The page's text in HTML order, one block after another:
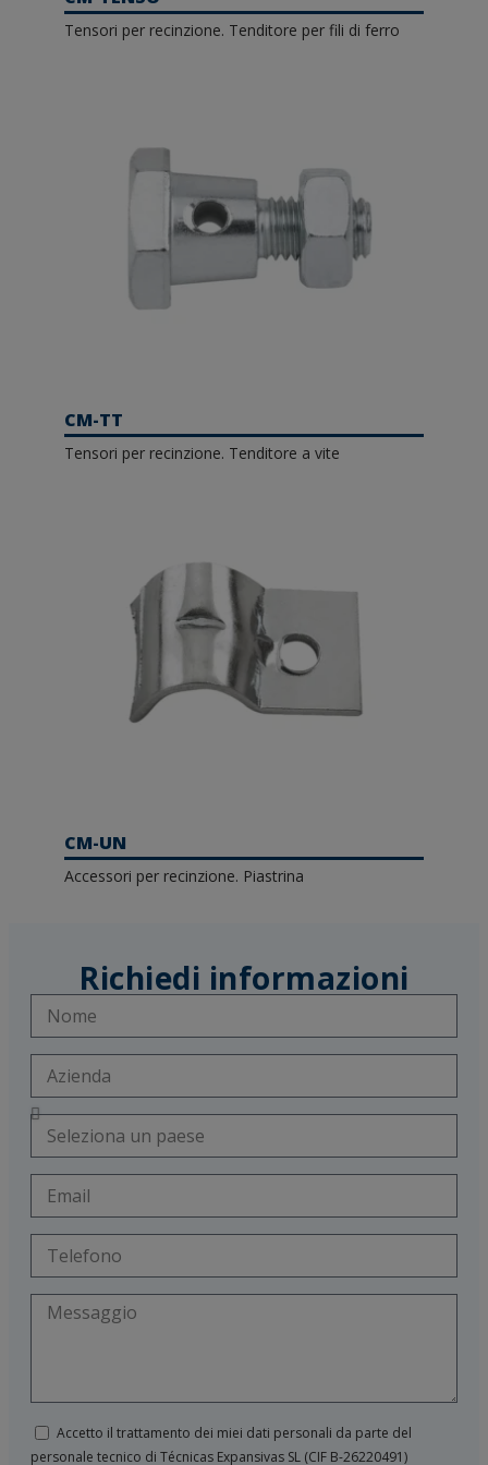
Tensori per recinzione. Tenditore per fili di ferro
CM-TT
Tensori per recinzione. Tenditore a vite
CM-UN
Accessori per recinzione. Piastrina
Richiedi informazioni
Accetto il trattamento dei miei dati personali da parte del
personale tecnico di Técnicas Expansivas SL (CIF B-­26220491)